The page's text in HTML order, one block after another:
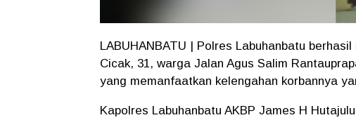
LABUHANBATU | Polres Labuhanbatu
Cicak, 31, warga Jalan Agus Salim
yang memanfaatkan kelengahan korbannya
Kapolres Labuhanbatu AKBP James H